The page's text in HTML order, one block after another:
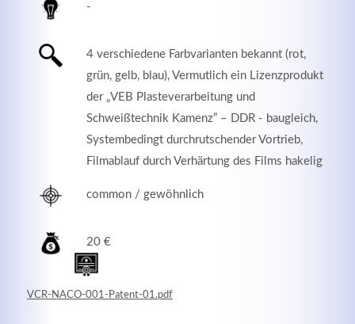
-
4 verschiedene Farbvarianten bekannt (rot,
grün, gelb, blau), Vermutlich ein Lizenzprodukt
der „VEB Plasteverarbeitung und
Schweißtechnik Kamenz” – DDR - baugleich,
Systembedingt durchrutschender Vortrieb,
Filmablauf durch Verhärtung des Films hakelig
common / gewöhnlich
20 €
VCR-NACO-001-Patent-01.pdf
Modern & Simple
elit. Aenean commodo ligula eget dolor.